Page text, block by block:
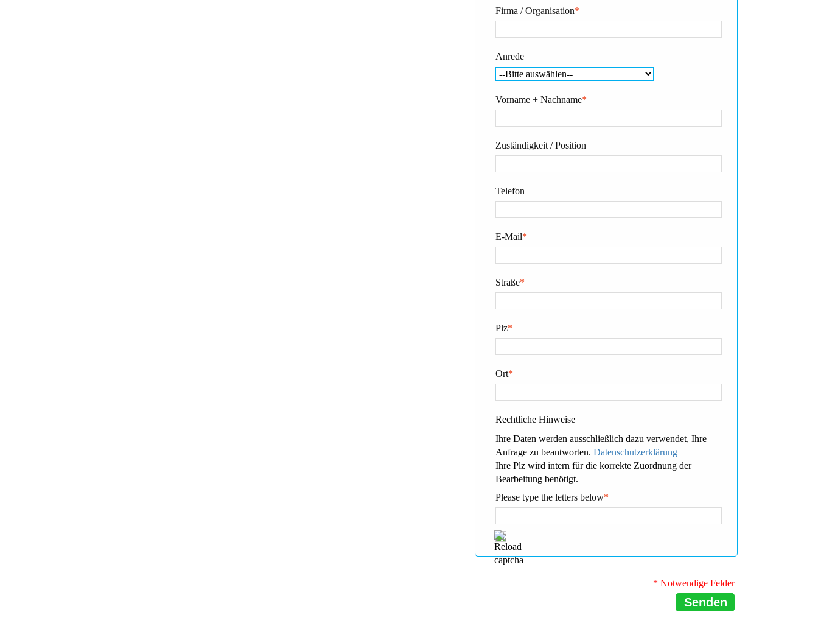
*
Firma / Organisation
Anrede
*
Vorname + Nachname
Zuständigkeit / Position
Telefon
*
E-Mail
*
Straße
*
Plz
*
Ort
Rechtliche Hinweise
Ihre Daten werden ausschließlich dazu verwendet, Ihre
Anfrage zu beantworten. Datenschutzerklärung
Ihre Plz wird intern für die korrekte Zuordnung der
Bearbeitung benötigt.
*
Please type the letters below
* Notwendige Felder
Senden